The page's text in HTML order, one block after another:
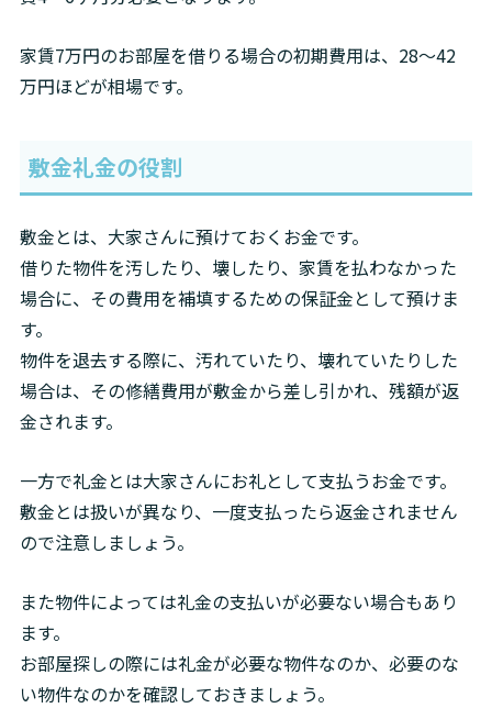
家賃7万円のお部屋を借りる場合の初期費用は、28〜42
万円ほどが相場です。
敷金礼金の役割
敷金とは、大家さんに預けておくお金です。
借りた物件を汚したり、壊したり、家賃を払わなかった
場合に、その費用を補填するための保証金として預けま
す。
物件を退去する際に、汚れていたり、壊れていたりした
場合は、その修繕費用が敷金から差し引かれ、残額が返
金されます。
一方で礼金とは大家さんにお礼として支払うお金です。
敷金とは扱いが異なり、一度支払ったら返金されません
ので注意しましょう。
また物件によっては礼金の支払いが必要ない場合もあり
ます。
お部屋探しの際には礼金が必要な物件なのか、必要のな
い物件なのかを確認しておきましょう。